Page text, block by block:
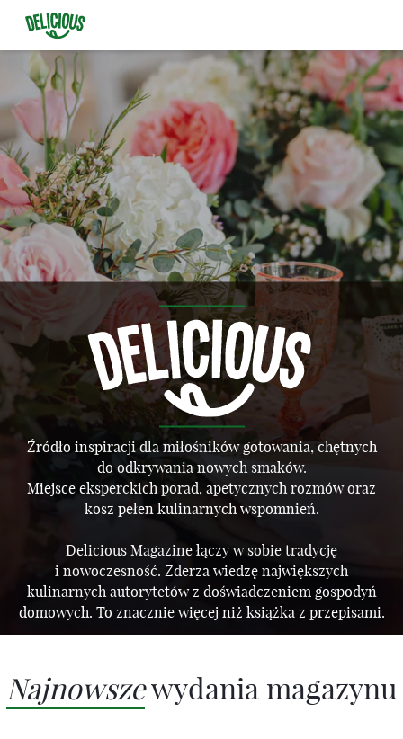
Źródło inspiracji dla miłośników gotowania, chętnych
do odkrywania nowych smaków.
Miejsce eksperckich porad, apetycznych rozmów oraz
kosz pełen kulinarnych wspomnień.
Delicious Magazine łączy w sobie tradycję
i nowoczesność. Zderza wiedzę największych
kulinarnych autorytetów z doświadczeniem gospodyń
domowych. To znacznie więcej niż książka z przepisami.
Najnowszewydania magazynu